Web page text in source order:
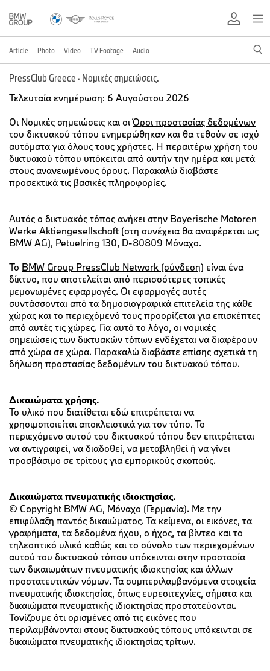
Article Photo Video TV Footage Audio
PressClub Greece · Νομικές σημειώσεις.
Τελευταία ενημέρωση: 6 Αυγούστου 2026
Οι Νομικές σημειώσεις και οιΌροι προστασίας δεδομένων
του δικτυακού τόπου ενημερώθηκαν και θα τεθούν σε ισχύ
αυτόματα για όλους τους χρήστες. Η περαιτέρω χρήση του
δικτυακού τόπου υπόκειται από αυτήν την ημέρα και μετά
στους ανανεωμένους όρους. Παρακαλώ διαβάστε
προσεκτικά τις βασικές πληροφορίες.
Αυτός ο δικτυακός τόπος ανήκει στην Bayerische Motoren
Werke Aktiengesellschaft (στη συνέχεια θα αναφέρεται ως
BMW AG), Petuelring 130, D-80809 Μόναχο.
Το BMW Group PressClub Network (σύνδεση) είναι ένα
δίκτυο, που αποτελείται από περισσότερες τοπικές
μεμονωμένες εφαρμογές. Οι εφαρμογές αυτές
συντάσσονται από τα δημοσιογραφικά επιτελεία της κάθε
χώρας και το περιεχόμενό τους προορίζεται για επισκέπτες
από αυτές τις χώρες. Για αυτό το λόγο, οι νομικές
σημειώσεις των δικτυακών τόπων ενδέχεται να διαφέρουν
από χώρα σε χώρα. Παρακαλώ διαβάστε επίσης σχετικά τη
δήλωση προστασίας δεδομένων του δικτυακού τόπου.
Δικαιώματα χρήσης.
Το υλικό που διατίθεται εδώ επιτρέπεται να
χρησιμοποιείται αποκλειστικά για τον τύπο. Το
περιεχόμενο αυτού του δικτυακού τόπου δεν επιτρέπεται
να αντιγραφεί, να διαδοθεί, να μεταβληθεί ή να γίνει
προσβάσιμο σε τρίτους για εμπορικούς σκοπούς.
Δικαιώματα πνευματικής ιδιοκτησίας.
© Copyright BMW AG, Μόναχο (Γερμανία). Με την
επιφύλαξη παντός δικαιώματος. Τα κείμενα, οι εικόνες, τα
γραφήματα, τα δεδομένα ήχου, ο ήχος, τα βίντεο και το
τηλεοπτικό υλικό καθώς και το σύνολο των περιεχομένων
αυτού του δικτυακού τόπου υπόκεινται στην προστασία
των δικαιωμάτων πνευματικής ιδιοκτησίας και άλλων
προστατευτικών νόμων. Τα συμπεριλαμβανόμενα στοιχεία
πνευματικής ιδιοκτησίας, όπως ευρεσιτεχνίες, σήματα και
δικαιώματα πνευματικής ιδιοκτησίας προστατεύονται.
Τονίζουμε ότι ορισμένες από τις εικόνες που
περιλαμβάνονται στους δικτυακούς τόπους υπόκεινται σε
δικαιώματα πνευματικής ιδιοκτησίας τρίτων.